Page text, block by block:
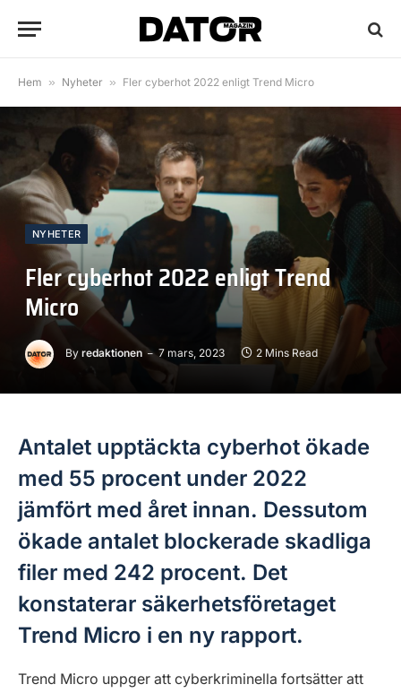
Hem » Nyheter » Fler cyberhot 2022 enligt Trend Micro
NYHETER
Fler cyberhot 2022 enligt Trend
Micro
By redaktionen 7 mars, 2023 2 Mins Read
Antalet upptäckta cyberhot ökade
med 55 procent under 2022
jämfört med året innan. Dessutom
ökade antalet blockerade skadliga
filer med 242 procent. Det
konstaterar säkerhetsföretaget
Trend Micro i en ny rapport.
Trend Micro uppger att cyberkriminella fortsätter att